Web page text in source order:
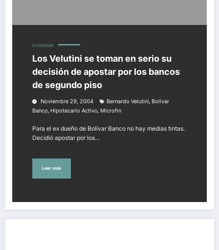
ECONOMÍA
Los Velutini se toman en serio su
decisión de apostar por los bancos
de segundo piso
Noviembre 29, 2004 Bernardo Velutini, Bolívar
Banco, Hipotecario Activo, Microfin
Para el ex dueño de Bolívar Banco no hay medias tintas.
Decidió apostar por los…
Leer más